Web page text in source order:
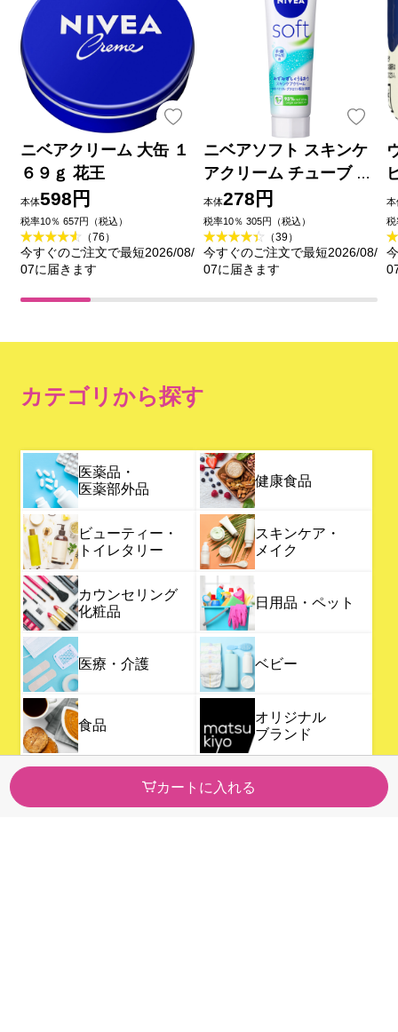
カートに入れる
ニベアクリーム 大缶 １
６９ｇ 花王
本体598円
税率10％ 657円（税込）
（76）
今すぐのご注文で最短2026/08/
07に届きます
ニベアソフト スキンケ
アクリーム チューブ ５
０ｇ 花王
本体278円
税率10％ 305円（税込）
（39）
今すぐのご注文で最短2026/08/
07に届きます
本
税
カテゴリから探す
医薬品・
医薬部外品
健康食品
ビューティー・
トイレタリー
スキンケア・
メイク
カウンセリング
化粧品
日用品・ペット
医療・介護 ベビー
食品
オリジナル
ブランド